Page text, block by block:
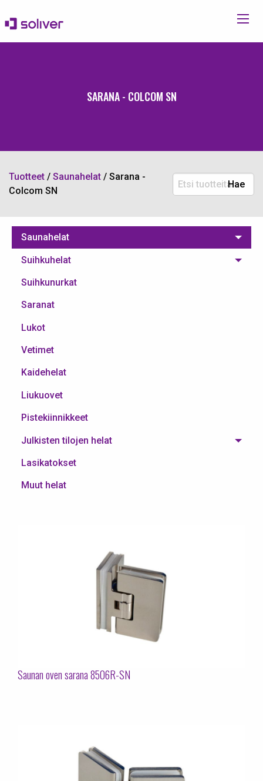
SARANA - COLCOM SN
Tuotteet / Saunahelat / Sarana -
Colcom SN
Etsi
tuotteita:
Hae
Saunahelat
Suihkuhelat
Suihkunurkat
Saranat
Lukot
Vetimet
Kaidehelat
Liukuovet
Pistekiinnikkeet
Julkisten tilojen helat
Lasikatokset
Muut helat
Saunan oven sarana 8506R-SN